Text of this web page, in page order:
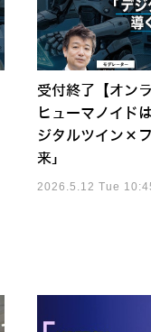
受付終了【オン
ヒューマノイド
ジタルツイン×
来」
2026.5.12 Tue